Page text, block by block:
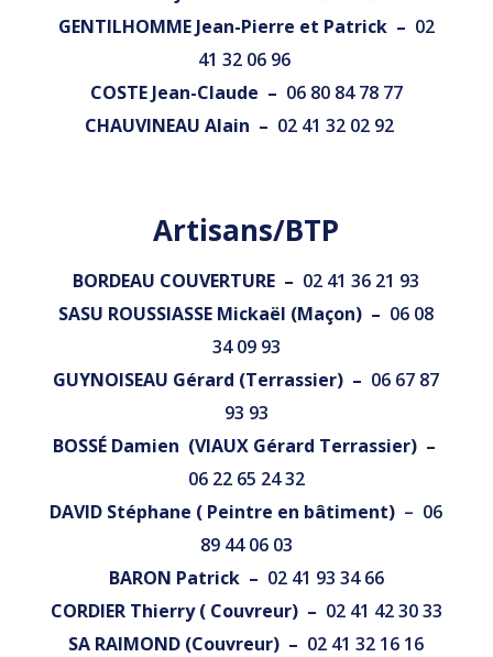
GENTILHOMME Jean-Pierre et Patrick – 02
41 32 06 96
COSTE Jean-Claude – 06 80 84 78 77
CHAUVINEAU Alain – 02 41 32 02 92
Artisans/BTP
BORDEAU COUVERTURE – 02 41 36 21 93
SASU ROUSSIASSE Mickaël (Maçon) – 06 08
34 09 93
GUYNOISEAU Gérard (Terrassier) – 06 67 87
93 93
BOSSÉ Damien (VIAUX Gérard Terrassier) –
06 22 65 24 32
DAVID Stéphane ( Peintre en bâtiment) – 06
89 44 06 03
BARON Patrick – 02 41 93 34 66
CORDIER Thierry ( Couvreur) – 02 41 42 30 33
SA RAIMOND (Couvreur) – 02 41 32 16 16